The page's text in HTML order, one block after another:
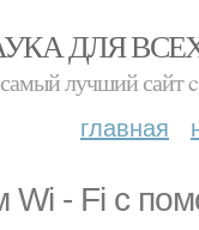
ДЛЯ
самый лучший сайт
главная
Wi - Fi с